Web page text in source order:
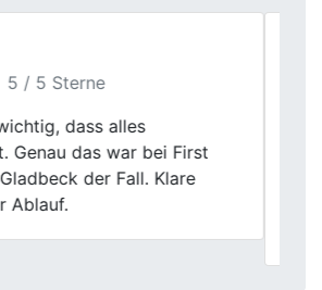
5 / 5 Sterne
Car Center in Fröndenberg
Der Verkauf meines Autos
die Bewertung war fair und
waren richtig freundlich.